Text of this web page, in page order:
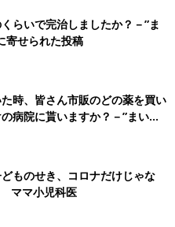
らいで完治しましたか？－”ま
寄せられた投稿
時、皆さん市販のどの薬を買い
病院に貰いますか？－”まいに
どものせき、コロナだけじゃな
ママ小児科医